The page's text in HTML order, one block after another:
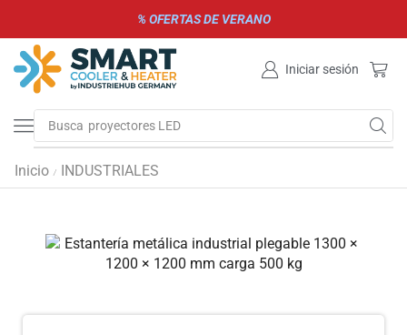
% OFERTAS DE VERANO
Iniciar sesión
Busca parrillas de gas y carbón
Inicio / INDUSTRIALES